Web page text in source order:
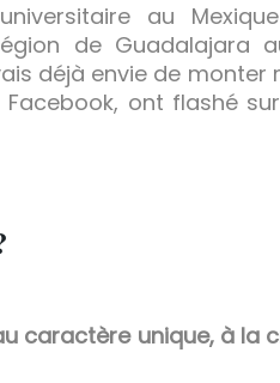
au
de Guadalajara
déjà envie de
ont flashé
caractère unique, à la